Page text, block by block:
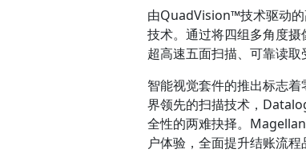
由QuadVision™技术驱动的
技术。通过将四组多角度
超高速五面扫描、可靠读取
智能视觉套件的推出标志
界领先的扫描技术，
全性的两难抉择。
户体验，全面提升结账流程